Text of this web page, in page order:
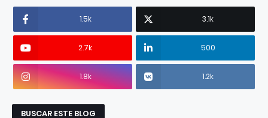
1.5k 3.1k
2.7k 500
1.8k 1.2k
BUSCAR ESTE BLOG